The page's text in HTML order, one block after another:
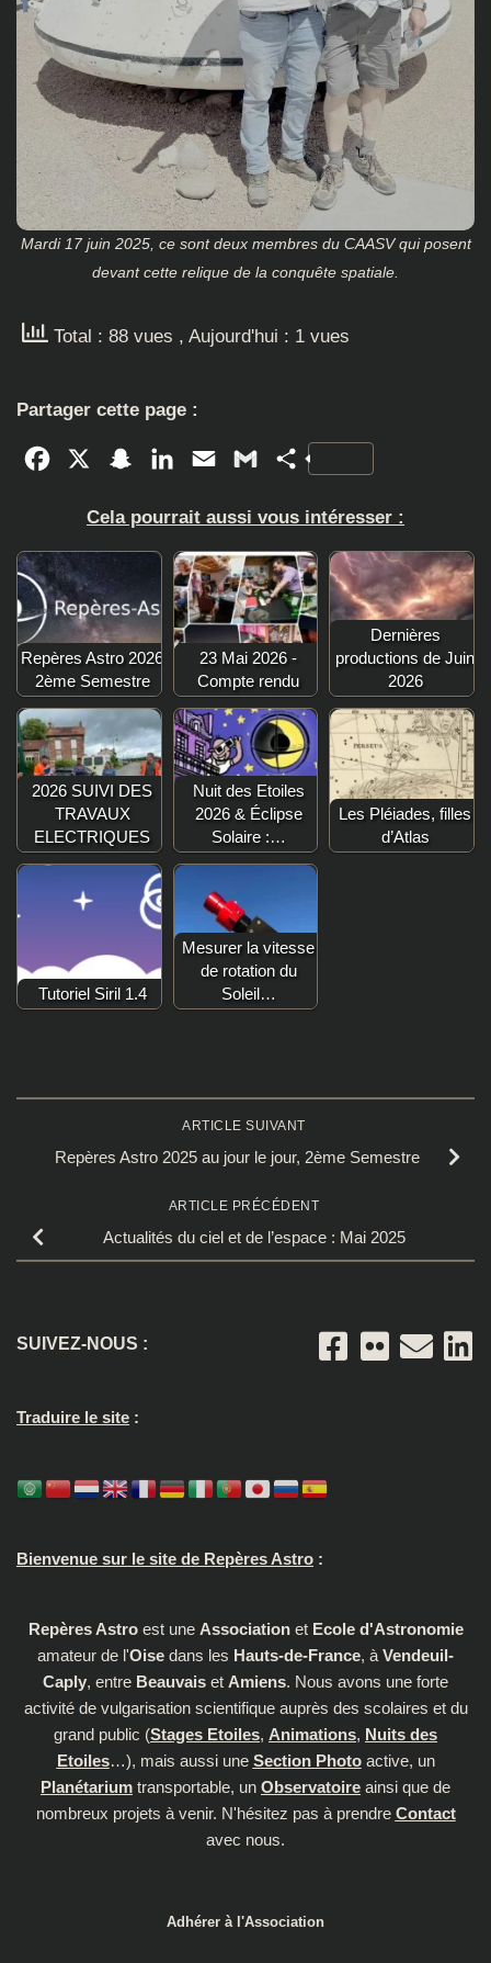
Mardi 17 juin 2025, ce sont deux membres du CAASV qui posent
devant cette relique de la conquête spatiale.
Total : 88 vues , Aujourd'hui : 1 vues
Partager cette page :
Facebook SnapchatLinkedInEmail GmailPartager
Cela pourrait aussi vous intéresser :
Repères Astro 2026
2ème Semestre
23 Mai 2026 -
Compte rendu
Dernières
productions de Juin
2026
2026 SUIVI DES
TRAVAUX
ELECTRIQUES
Nuit des Etoiles
2026 & Éclipse
Solaire :…
Les Pléiades, filles
d’Atlas
Tutoriel Siril 1.4
Mesurer la vitesse
de rotation du
Soleil…
ARTICLE SUIVANT
Repères Astro 2025 au jour le jour, 2ème Semestre
ARTICLE PRÉCÉDENT
Actualités du ciel et de l’espace : Mai 2025
SUIVEZ-NOUS :
Traduire le site :
Bienvenue sur le site de Repères Astro :
Repères Astroest une Associationet Ecole d'Astronomie
amateur de l'Oise dans les Hauts-de-France, à Vendeuil-
Caply, entre Beauvais et Amiens. Nous avons une forte
activité de vulgarisation scientifique auprès des scolaires et du
grand public (Stages Etoiles, Animations, Nuits des
Etoiles…), mais aussi une Section Photoactive, un
Planétarium transportable, un Observatoire ainsi que de
nombreux projets à venir. N'hésitez pas à prendre Contact
avec nous.
Adhérer à l'Association